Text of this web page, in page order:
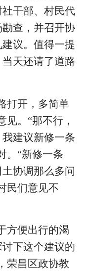
干部、村民代
查，并召开协
议。值得一提
天还请了道路
打开，多简单
见。“那不行，
建议新修一条
。“新修一条
协调那么多问
民们意见不
方便出行的渴
下这个建议的
荣昌区政协教